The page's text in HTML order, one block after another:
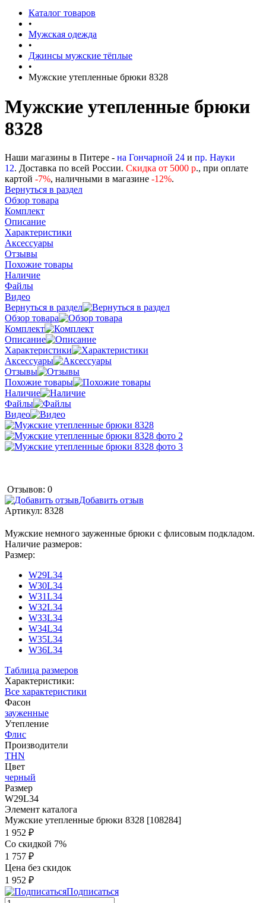
Каталог товаров
•
Мужская одежда
•
Джинсы мужские тёплые
•
Мужские утепленные брюки 8328
Мужские утепленные брюки
8328
Наши магазины в Питере - на Гончарной 24 и пр. Науки
12. Доставка по всей России. Скидка от 5000 р., при оплате
картой -7%, наличными в магазине -12%.
Вернуться в раздел
Обзор товара
Комплект
Описание
Характеристики
Аксессуары
Отзывы
Похожие товары
Наличие
Файлы
Видео
Вернуться в раздел
Обзор товара
Комплект
Описание
Характеристики
Аксессуары
Отзывы
Похожие товары
Наличие
Файлы
Видео
Отзывов: 0
Добавить отзыв
Артикул: 8328
Мужские немного зауженные брюки с флисовым подкладом.
Наличие размеров:
Размер:
W29L34
W30L34
W31L34
W32L34
W33L34
W34L34
W35L34
W36L34
Таблица размеров
Характеристики:
Все характеристики
Фасон
зауженные
Утепление
Флис
Производители
THN
Цвет
черный
Размер
W29L34
Элемент каталога
Мужские утепленные брюки 8328 [108284]
1 952 ₽
Со скидкой 7%
1 757 ₽
Цена без скидок
1 952 ₽
Подписаться